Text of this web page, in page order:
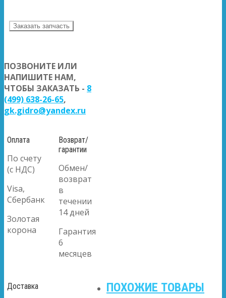
Заказать запчасть
ПОЗВОНИТЕ ИЛИ
НАПИШИТЕ НАМ,
ЧТОБЫ ЗАКАЗАТЬ - 8
(499) 638-26-65,
gk.gidro@yandex.ru
Оплата
По счету
(с НДС)
Visa,
Сбербанк
Золотая
корона
Возврат/
гарантии
Обмен/
возврат
в
течении
14 дней
Гарантия
6
месяцев
Доставка ПОХОЖИЕ ТОВАРЫ